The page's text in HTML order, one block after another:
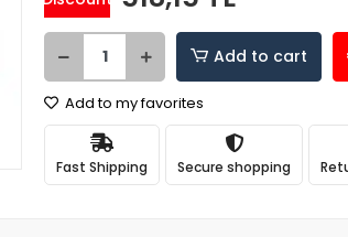
Add to cart
Add to my favorites
Fast Shipping Secure shopping